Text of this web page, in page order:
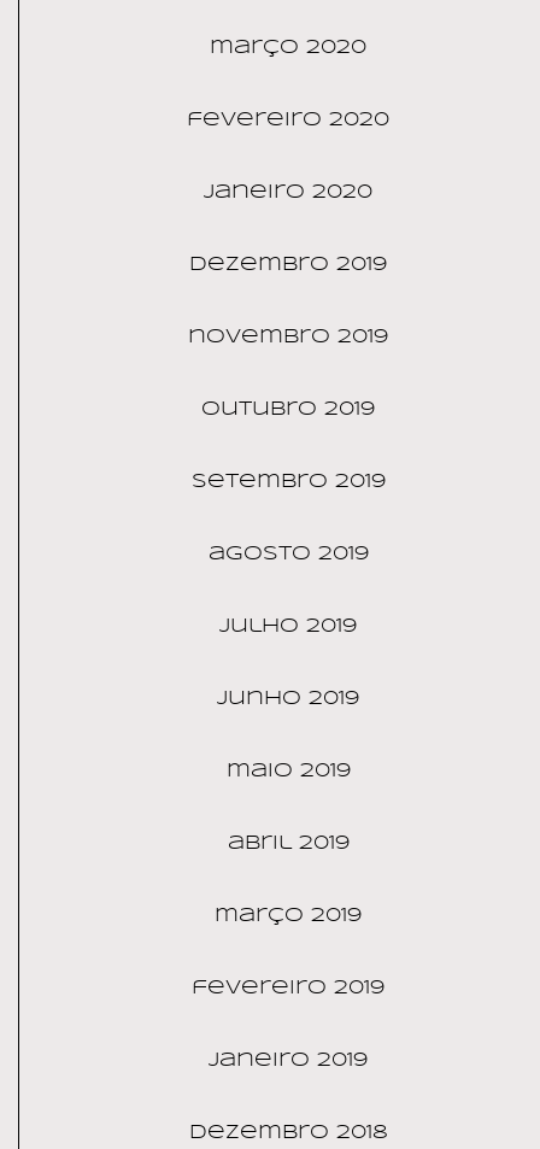
março 2020
fevereiro 2020
janeiro 2020
dezembro 2019
novembro 2019
outubro 2019
setembro 2019
agosto 2019
julho 2019
junho 2019
maio 2019
abril 2019
março 2019
fevereiro 2019
janeiro 2019
dezembro 2018